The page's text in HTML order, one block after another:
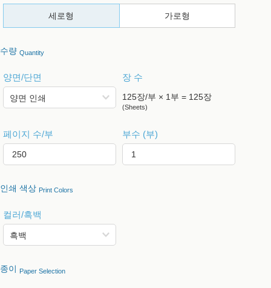
세로형 가로형
수량 Quantity
양면/단면 장 수
125장/부 × 1부 = 125장
(Sheets)
페이지 수/부 부수 (부)
인쇄 색상 Print Colors
컬러/흑백
종이 Paper Selection